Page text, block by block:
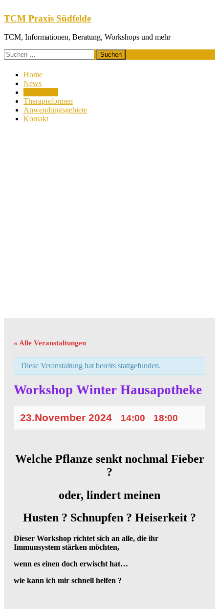
Inhalt
springen
TCM Praxis Südfelde
TCM, Informationen, Beratung, Workshops und mehr
Suchen
nach:
Home
News
Therapieformen
Anwendungsgebiete
Kontakt
« Alle Veranstaltungen
Diese Veranstaltung hat bereits stattgefunden.
Workshop Winter Hausapotheke
23.November 2024 – 14:00 – 18:00
Welche Pflanze senkt nochmal Fieber
?
oder, lindert meinen
Husten ? Schnupfen ? Heiserkeit ?
Dieser Workshop richtet sich an alle, die ihr
Immunsystem stärken möchten,
wenn es einen doch erwischt hat…
wie kann ich mir schnell helfen ?